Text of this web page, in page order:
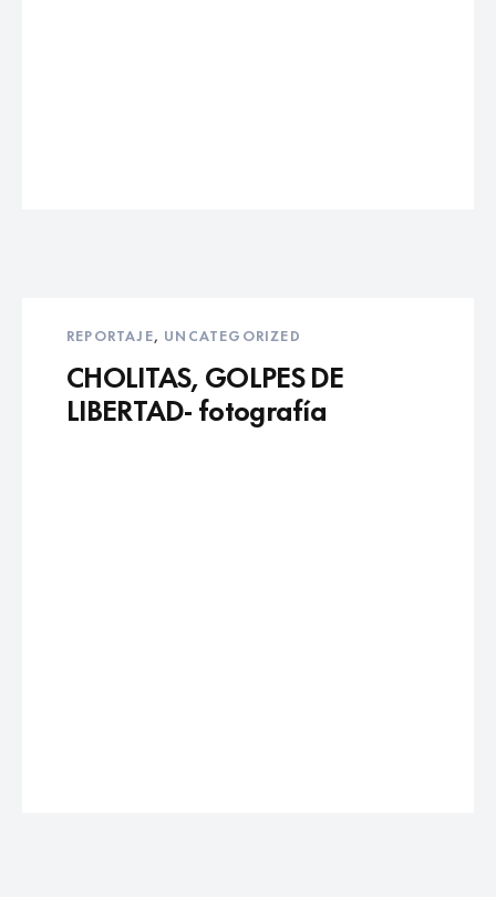
REPORTAJE, UNCATEGORIZED
CHOLITAS, GOLPES DE
LIBERTAD- fotografía